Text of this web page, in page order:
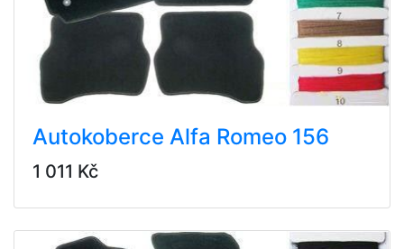
Autokoberce Alfa Romeo 156
1 011 Kč